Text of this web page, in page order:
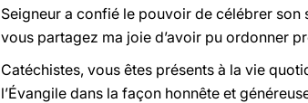
Seigneur a confié le pouvoir de célébrer
vous partagez ma joie d’avoir pu ordonner
Catéchistes, vous êtes présents à la vie
l’Évangile dans la façon honnête et